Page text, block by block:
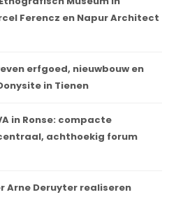
Ferencz en Napur Architect
erfgoed, nieuwbouw en
in Tienen
in Ronse: compacte
achthoekig forum
Arne Deruyter realiseren